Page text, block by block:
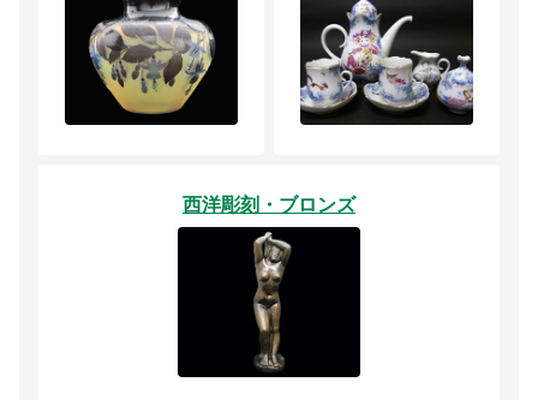
西洋彫刻・ブロンズ